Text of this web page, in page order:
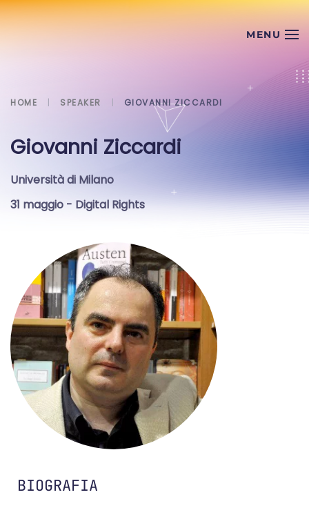
HOME SPEAKER GIOVANNI ZICCARDI
Giovanni Ziccardi
Università di Milano
31 maggio - Digital Rights
BIOGRAFIA